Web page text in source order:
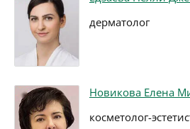
дерматолог
Новикова Елена
косметолог-